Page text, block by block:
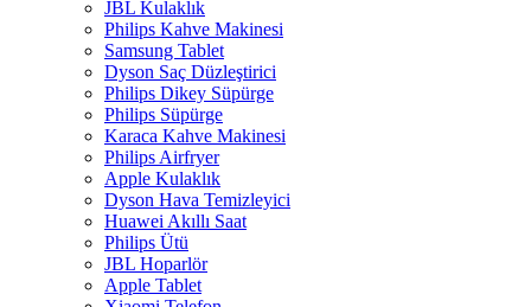
JBL Kulaklık
Philips Kahve Makinesi
Samsung Tablet
Dyson Saç Düzleştirici
Philips Dikey Süpürge
Philips Süpürge
Karaca Kahve Makinesi
Philips Airfryer
Apple Kulaklık
Dyson Hava Temizleyici
Huawei Akıllı Saat
Philips Ütü
JBL Hoparlör
Apple Tablet